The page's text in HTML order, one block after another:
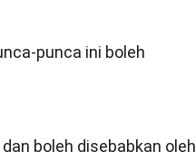
punca ini boleh
boleh disebabkan oleh